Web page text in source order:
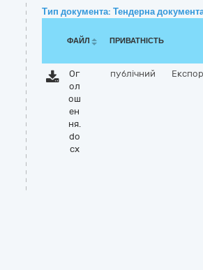
Тип документа: Тендерна
ФАЙЛ ПРИВАТНІСТЬ
Ог
ол
ош
ен
ня.
do
cx
публічний